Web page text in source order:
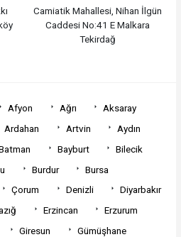
Camiatik Mahallesi, Nihan İlgün
Caddesi No:41 E Malkara
Tekirdağ
Afyon Ağrı
Aksaray
Ardahan Artvin
Aydın
Bayburt
Bilecik
Burdur
Bursa
Çorum Denizli
Diyarbakır
Erzincan
Erzurum
Giresun
Gümüşhane